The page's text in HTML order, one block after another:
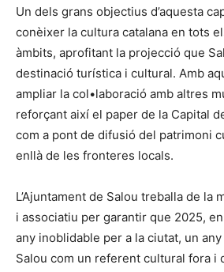
Un dels grans objectius d’aquesta
conèixer la cultura catalana en tots
àmbits, aprofitant la projecció que
destinació turística i cultural. Amb
ampliar la col•laboració amb altres
reforçant així el paper de la Capital
com a pont de difusió del patrimoni
enllà de les fronteres locals.
L’Ajuntament de Salou treballa de la
i associatiu per garantir que 2025,
any inoblidable per a la ciutat, un
Salou com un referent cultural fora i